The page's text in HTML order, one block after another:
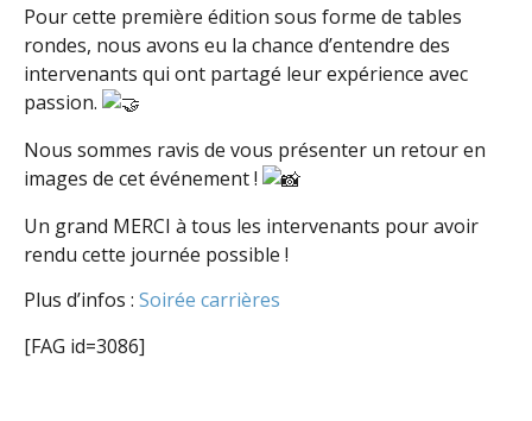
Pour cette première édition sous forme de tables
rondes, nous avons eu la chance d’entendre des
intervenants qui ont partagé leur expérience avec
passion.
Nous sommes ravis de vous présenter un retour en
images de cet événement !
Un grand MERCI à tous les intervenants pour avoir
rendu cette journée possible !
Plus d’infos : Soirée carrières
[FAG id=3086]